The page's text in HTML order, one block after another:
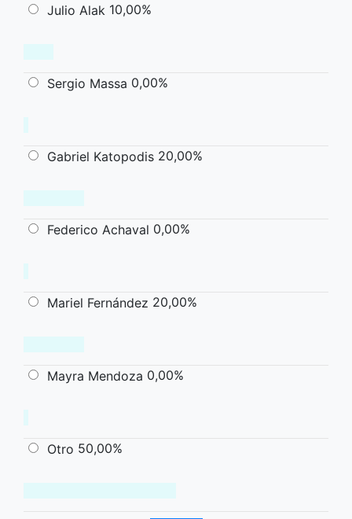
Julio Alak 10,00%
Sergio Massa 0,00%
Gabriel Katopodis 20,00%
Federico Achaval 0,00%
Mariel Fernández 20,00%
Mayra Mendoza 0,00%
Otro 50,00%